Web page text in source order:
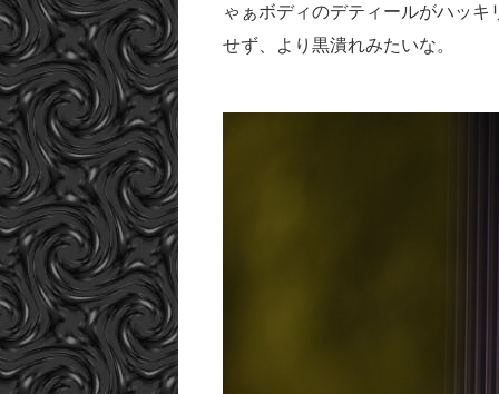
ゃぁボディのデティールがハッ
せず、より黒潰れみたいな。